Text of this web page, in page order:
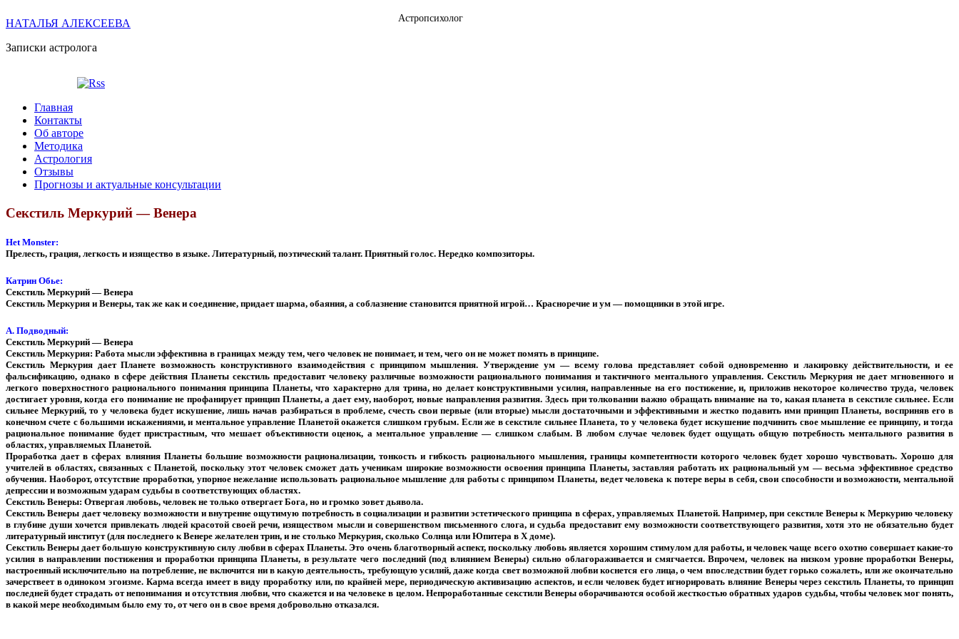
НАТАЛЬЯ АЛЕКСЕЕВА Астропсихолог
Записки астролога
Главная
Контакты
Об авторе
Методика
Астрология
Отзывы
Прогнозы и актуальные консультации
Секстиль Меркурий — Венера
Het Monster:
Прелесть, грация, легкость и изящество в языке. Литературный, поэтический талант. Приятный голос. Нередко композиторы.
Катрин Обье:
Секстиль Меркурий — Венера
Секстиль Меркурия и Венеры, так же как и соединение, придает шарма, обаяния, а соблазнение становится приятной игрой… Красноречие и ум — помощники в этой игре.
А. Подводный:
Секстиль Меркурий — Венера
Секстиль Меркурия: Работа мысли эффективна в границах между тем, чего человек не понимает, и тем, чего он не может помять в принципе.
Секстиль Меркурия дает Планете возможность конструктивного взаимодействия с принципом мышления. Утверждение ум — всему голова представляет собой одновременно и лакировку действительности, и ее
фальсификацию, однако в сфере действия Планеты секстиль предоставит человеку различные возможности рационального понимания и тактичного ментального управления. Секстиль Меркурия не дает мгновенного и
легкого поверхностного рационального понимания принципа Планеты, что характерно для трина, но делает конструктивными усилия, направленные на его постижение, и, приложив некоторое количество труда, человек
достигает уровня, когда его понимание не профанирует принцип Планеты, а дает ему, наоборот, новые направления развития. Здесь при толковании важно обращать внимание на то, какая планета в секстиле сильнее. Если
сильнее Меркурий, то у человека будет искушение, лишь начав разбираться в проблеме, счесть свои первые (или вторые) мысли достаточными и эффективными и жестко подавить ими принцип Планеты, восприняв его в
конечном счете с большими искажениями, и ментальное управление Планетой окажется слишком грубым. Если же в секстиле сильнее Планета, то у человека будет искушение подчинить свое мышление ее принципу, и тогда
рациональное понимание будет пристрастным, что мешает объективности оценок, а ментальное управление — слишком слабым. В любом случае человек будет ощущать общую потребность ментального развития в
областях, управляемых Планетой.
Проработка дает в сферах влияния Планеты большие возможности рационализации, тонкость и гибкость рационального мышления, границы компетентности которого человек будет хорошо чувствовать. Хорошо для
учителей в областях, связанных с Планетой, поскольку этот человек сможет дать ученикам широкие возможности освоения принципа Планеты, заставляя работать их рациональный ум — весьма эффективное средство
обучения. Наоборот, отсутствие проработки, упорное нежелание использовать рациональное мышление для работы с принципом Планеты, ведет человека к потере веры в себя, свои способности и возможности, ментальной
депрессии и возможным ударам судьбы в соответствующих областях.
Секстиль Венеры: Отвергая любовь, человек не только отвергает Бога, но и громко зовет дьявола.
Секстиль Венеры дает человеку возможности и внутренне ощутимую потребность в социализации и развитии эстетического принципа в сферах, управляемых Планетой. Например, при секстиле Венеры к Меркурию человеку
в глубине души хочется привлекать людей красотой своей речи, изяществом мысли и совершенством письменного слога, и судьба предоставит ему возможности соответствующего развития, хотя это не обязательно будет
литературный институт (для последнего к Венере желателен трин, и не столько Меркурия, сколько Солнца или Юпитера в Х доме).
Секстиль Венеры дает большую конструктивную силу любви в сферах Планеты. Это очень благотворный аспект, поскольку любовь является хорошим стимулом для работы, и человек чаще всего охотно совершает какие-то
усилия в направлении постижения и проработки принципа Планеты, в результате чего последний (под влиянием Венеры) сильно облагораживается и смягчается. Впрочем, человек на низком уровне проработки Венеры,
настроенный исключительно на потребление, не включится ни в какую деятельность, требующую усилий, даже когда свет возможной любви коснется его лица, о чем впоследствии будет горько сожалеть, или же окончательно
зачерствеет в одиноком эгоизме. Карма всегда имеет в виду проработку или, по крайней мере, периодическую активизацию аспектов, и если человек будет игнорировать влияние Венеры через секстиль Планеты, то принцип
последней будет страдать от непонимания и отсутствия любви, что скажется и на человеке в целом. Непроработанные секстили Венеры оборачиваются особой жесткостью обратных ударов судьбы, чтобы человек мог понять,
в какой мере необходимым было ему то, от чего он в свое время добровольно отказался.